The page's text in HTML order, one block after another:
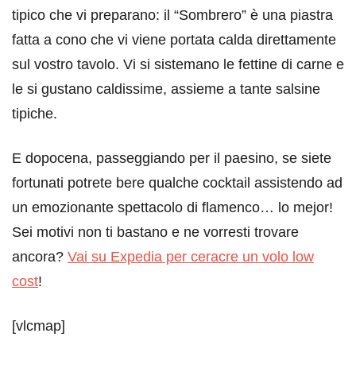
tipico che vi preparano: il “Sombrero” è una piastra
fatta a cono che vi viene portata calda direttamente
sul vostro tavolo. Vi si sistemano le fettine di carne e
le si gustano caldissime, assieme a tante salsine
tipiche.
E dopocena, passeggiando per il paesino, se siete
fortunati potrete bere qualche cocktail assistendo ad
un emozionante spettacolo di flamenco… lo mejor!
Sei motivi non ti bastano e ne vorresti trovare
ancora? Vai su Expedia per ceracre un volo low
cost!
[vlcmap]